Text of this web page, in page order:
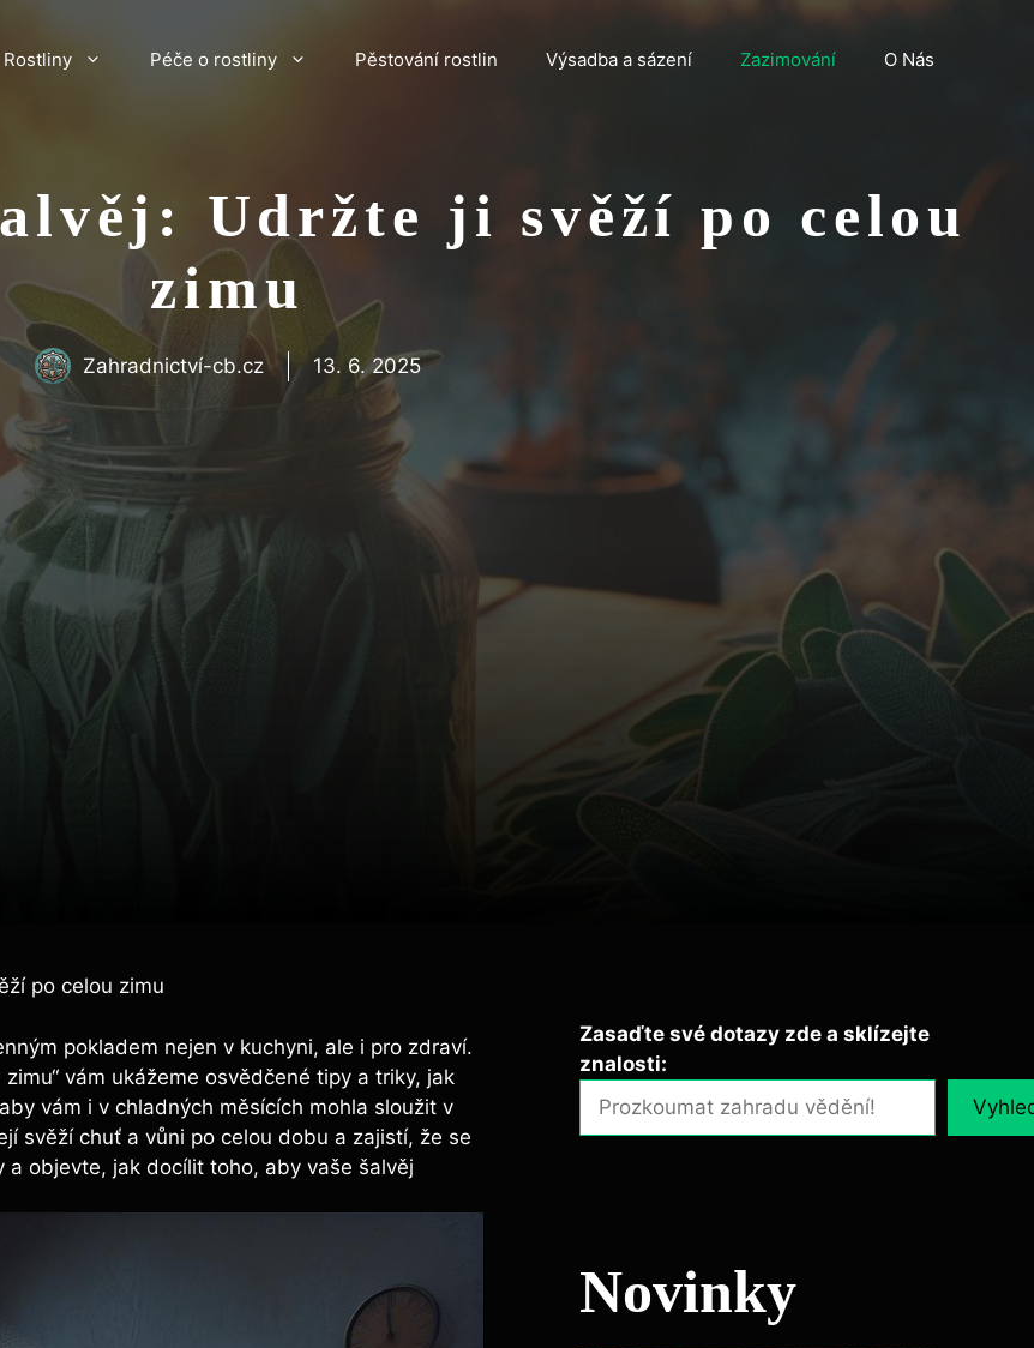
Rostliny Péče o rostliny Pěstování rostlin Výsadba a sázení Zazimování O Nás
Udržte ji svěží po celou
zimu
Zahradnictví-cb.cz 13. 6. 2025
po celou zimu
pokladem nejen v kuchyni, ale i pro zdraví.
vám ukážeme osvědčené tipy a triky, jak
vám i v chladných měsících mohla sloužit v
svěží chuť a vůni po celou dobu a zajistí, že se
objevte, jak docílit toho, aby vaše šalvěj
Zasaďte své dotazy zde a sklízejte
znalosti:
Novinky